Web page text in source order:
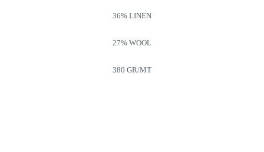
36% LINEN
27% WOOL
380 GR/MT